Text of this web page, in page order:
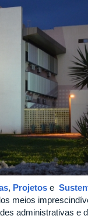
, Projetos e
meios
administrativas e